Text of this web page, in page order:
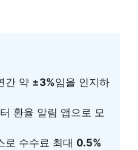
간 약 ±3%임을 인지하
환율 알림 앱으로 모
로 수수료 최대 0.5%